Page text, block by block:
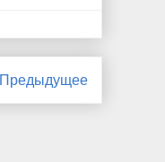
Предыдущее